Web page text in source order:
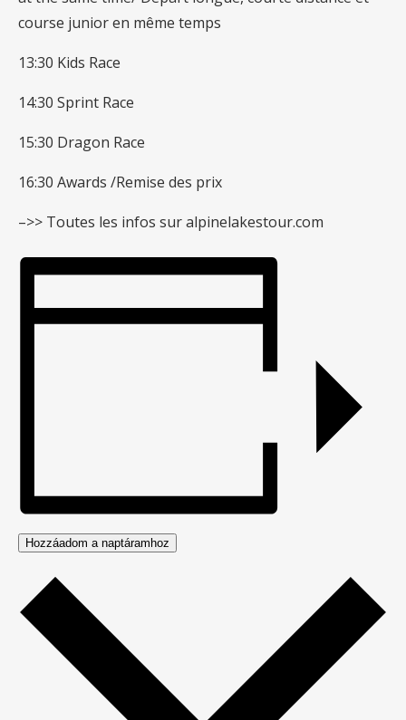
course junior en même temps
13:30 Kids Race
14:30 Sprint Race
15:30 Dragon Race
16:30 Awards /Remise des prix
–>> Toutes les infos sur alpinelakestour.com
Hozzáadom a naptáramhoz